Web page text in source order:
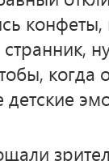
когда